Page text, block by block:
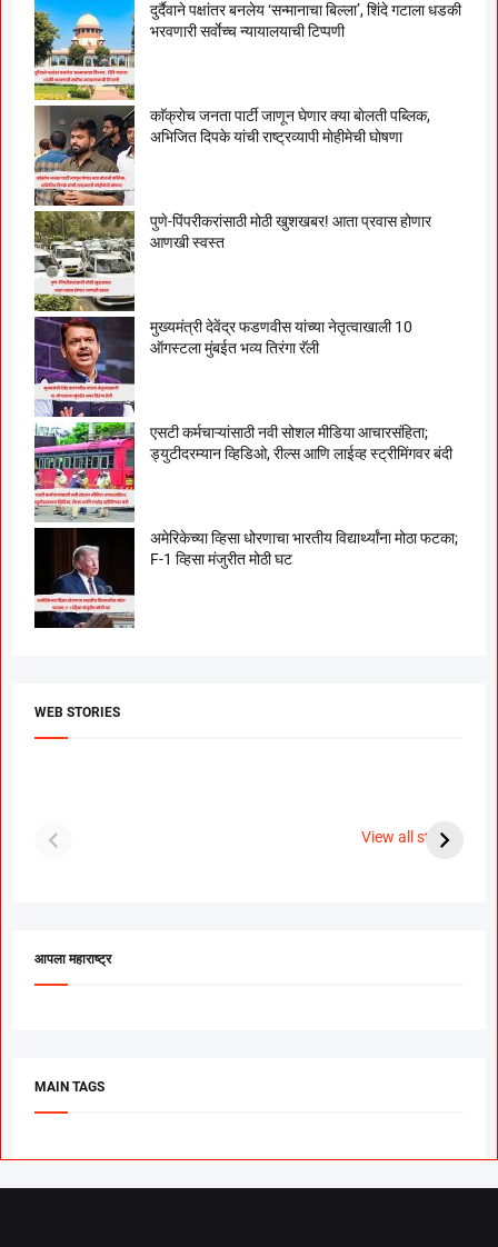
दुर्दैवाने पक्षांतर बनलेय ‘सन्मानाचा बिल्ला’, शिंदे गटाला धडकी
भरवणारी सर्वाेच्च न्यायालयाची टिप्पणी
काॅक्राेच जनता पार्टी जाणून घेणार क्या बाेलती पब्लिक,
अभिजित दिपके यांची राष्ट्रव्यापी माेहीमेची घाेषणा
पुणे-पिंपरीकरांसाठी मोठी खुशखबर! आता प्रवास होणार
आणखी स्वस्त
मुख्यमंत्री देवेंद्र फडणवीस यांच्या नेतृत्वाखाली 10
ऑगस्टला मुंबईत भव्य तिरंगा रॅली
एसटी कर्मचाऱ्यांसाठी नवी सोशल मीडिया आचारसंहिता;
ड्युटीदरम्यान व्हिडिओ, रील्स आणि लाईव्ह स्ट्रीमिंगवर बंदी
अमेरिकेच्या व्हिसा धोरणाचा भारतीय विद्यार्थ्यांना मोठा फटका;
F-1 व्हिसा मंजुरीत मोठी घट
WEB STORIES
View all stories
पूजा सावंत ने गुपचूप
आपला महाराष्ट्र
MAIN TAGS